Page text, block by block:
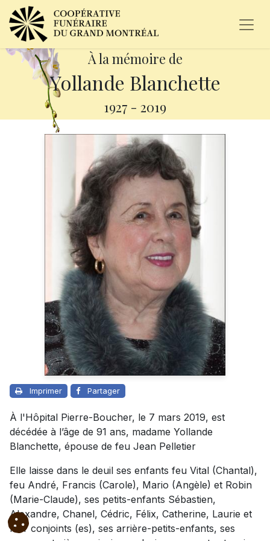
À la mémoire de
Yollande Blanchette
1927 - 2019
Imprimer Partager
À l'Hôpital Pierre-Boucher, le 7 mars 2019, est
décédée à l’âge de 91 ans, madame Yollande
Blanchette, épouse de feu Jean Pelletier
Elle laisse dans le deuil ses enfants feu Vital (Chantal),
feu André, Francis (Carole), Mario (Angèle) et Robin
(Marie-Claude), ses petits-enfants Sébastien,
Alexandre, Chanel, Cédric, Félix, Catherine, Laurie et
leur conjoints (es), ses arrière-petits-enfants, ses